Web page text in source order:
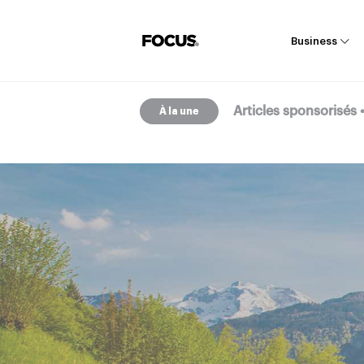
Business
À la une Articles sponsorisés